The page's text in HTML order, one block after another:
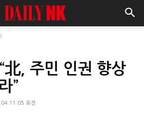
北, 주민 인권 향상
”
11:05 오전